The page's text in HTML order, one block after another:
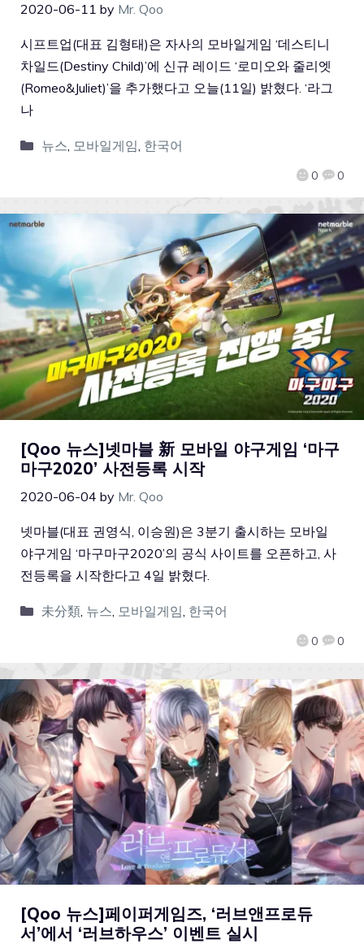
2020-06-11 by Mr. Qoo
0 0
시프트업(대표 김형태)은 자사의 모바일게임 ‘데스티니
차일드(Destiny Child)’에 신규 레이드 ‘로미오와 줄리엣
(Romeo&Juliet)’을 추가했다고 오늘(11일) 밝혔다. ‘라그
나
뉴스, 모바일게임, 한국어
[Qoo 뉴스]넷마블 新 모바일 야구게임 ‘마구
마구2020’ 사전등록 시작
2020-06-04 by Mr. Qoo
0 0
넷마블(대표 권영식, 이승원)은 3분기 출시하는 모바일
야구게임 ‘마구마구2020’의 공식 사이트를 오픈하고, 사
전등록을 시작한다고 4일 밝혔다.
未分類, 뉴스 모바일게임 한국어
[Qoo 뉴스]페이퍼게임즈, ‘러브앤프로듀
서’에서 ‘러브하우스’ 이벤트 실시